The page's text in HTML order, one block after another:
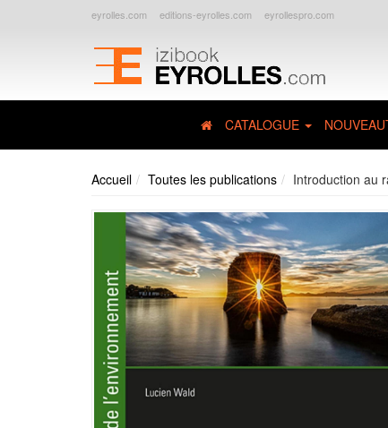
eyrolles.com editions-eyrolles.com eyrollespro.com
CATALOGUE
Accueil Toutes les publications Introduction au